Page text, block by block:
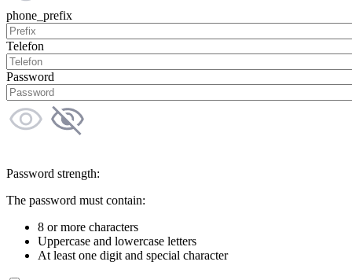
phone_prefix
Telefon
Password
Password strength:
The password must contain:
8 or more characters
Uppercase and lowercase letters
At least one digit and special character